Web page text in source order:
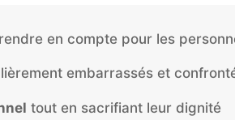
en compte pour les
embarrassés et
tout en sacrifiant leur dignité